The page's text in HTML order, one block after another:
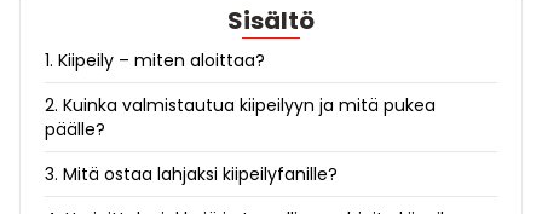
Sisältö
1. Kiipeily – miten aloittaa?
2. Kuinka valmistautua kiipeilyyn ja mitä pukea
päälle?
3. Mitä ostaa lahjaksi kiipeilyfanille?